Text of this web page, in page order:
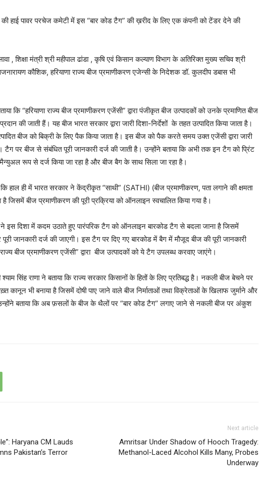
News Week
Magazine PRO
Company
About
Contact us
My account
की हाई पावर परचेज कमेटी में इस “बार कोड टैग” की ख़रीद के लिए एक कंपनी को टेंडर देने की
शिक्षा मंत्री श्री महीपाल ढांडा , कृषि एवं किसान कल्याण विभाग के अतिरिक्त मुख्य सचिव श्री
कौशिक, हरियाणा राज्य बीज प्रमाणीकरण एजेन्सी के निदेशक डॉ. कुलदीप डबास भी
कि “हरियाणा राज्य बीज प्रमाणीकरण एजेंसी” द्वारा पंजीकृत बीज उत्पादकों को उनके प्रमाणित बीज
की जाती हैं। यह बीज भारत सरकार द्वारा जारी दिशा-निर्देशों के तहत उत्पादित किया जाता है।
बीज को बिक्री के लिए पैक किया जाता है। इस बीज को पैक करते समय उक्त एजेंसी द्वारा जारी
पर बीज से संबंधित पूरी जानकारी दर्ज की जाती है। उन्होंने बताया कि अभी तक इन टैग को प्रिंट
रूप से दर्ज किया जा रहा है और बीज बैग के साथ सिला जा रहा है।
कि हाल ही में भारत सरकार ने केंद्रीकृत “साथी” (SATHI) (बीज प्रमाणीकरण, पता लगाने की क्षमता
जिसमें बीज प्रमाणीकरण की पूरी प्रक्रिया को ऑनलाइन स्वचालित किया गया है।
ने इस दिशा में कदम उठाते हुए पारंपरिक टैग को ऑनलाइन बारकोड टैग से बदला जाना है जिसमें
जानकारी दर्ज की जाएगी। इस टैग पर दिए गए बारकोड में बैग में मौजूद बीज की पूरी जानकारी
राज्य बीज प्रमाणीकरण एजेंसी” द्वारा बीज उत्पादकों को ये टैग उपलब्ध करवाए जाएंगे।
सिंह राणा ने बताया कि राज्य सरकार किसानों के हितों के लिए प्रतिबद्ध है। नकली बीज बेचने पर
भी बनाया है जिसमें दोषी पाए जाने वाले बीज निर्माताओं तथा विक्रेताओं के खिलाफ जुर्माने और
बताया कि अब फ़सलों के बीज के थैलों पर “बार कोड टैग” लगाए जाने से नकली बीज पर अंकुश
Haryana CM Lauds
Pakistan’s Terror
Next article
Amritsar Under Shadow of Hooch Tragedy:
Methanol-Laced Alcohol Kills Many, Probes
Underway